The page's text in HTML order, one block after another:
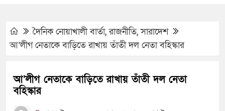
দৈনিক নোয়াখালী বার্তা,রাজনীতি,সারাদেশ
আ’লীগ নেতাকে বাড়িতে রাখায় তাঁতী দল নেতা বহিস্কার
আ’লীগ নেতাকে বাড়িতে রাখায় তাঁতী দল নেতা
বহিস্কার